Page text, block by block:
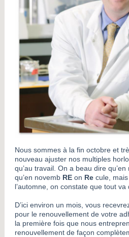
Nous sommes à la fin octobre et
nouveau ajuster nos multiples
qu’au travail. On a beau dire qu’en
qu’en novemb RE on Re cule,
l’automne, on constate que tout va
D’ici environ un mois, vous
pour le renouvellement de votre
la première fois que nous
renouvellement de façon